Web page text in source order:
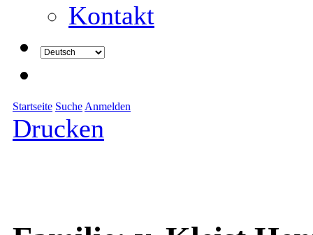
Kontakt
Startseite Suche Anmelden
Drucken